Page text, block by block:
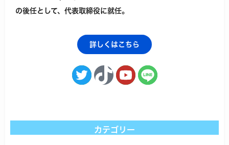
の後任として、代表取締役に就任。
詳しくはこちら
カテゴリー